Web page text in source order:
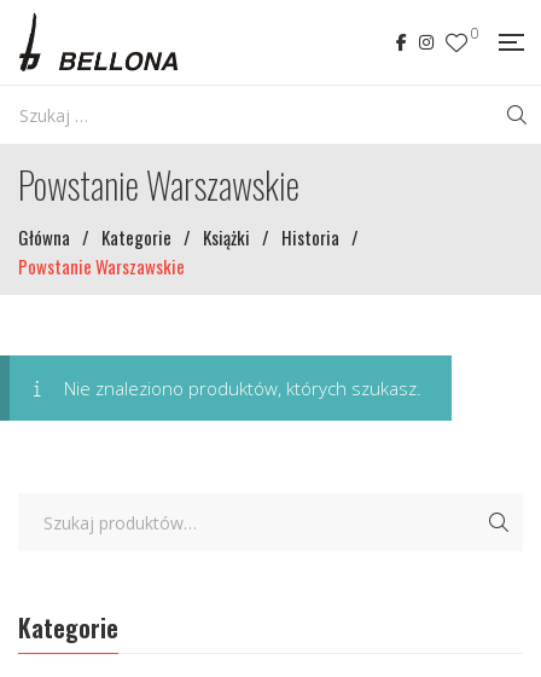
0
Powstanie Warszawskie
Główna / Kategorie / Książki / Historia /
Powstanie Warszawskie
Nie znaleziono produktów, których szukasz.
Kategorie